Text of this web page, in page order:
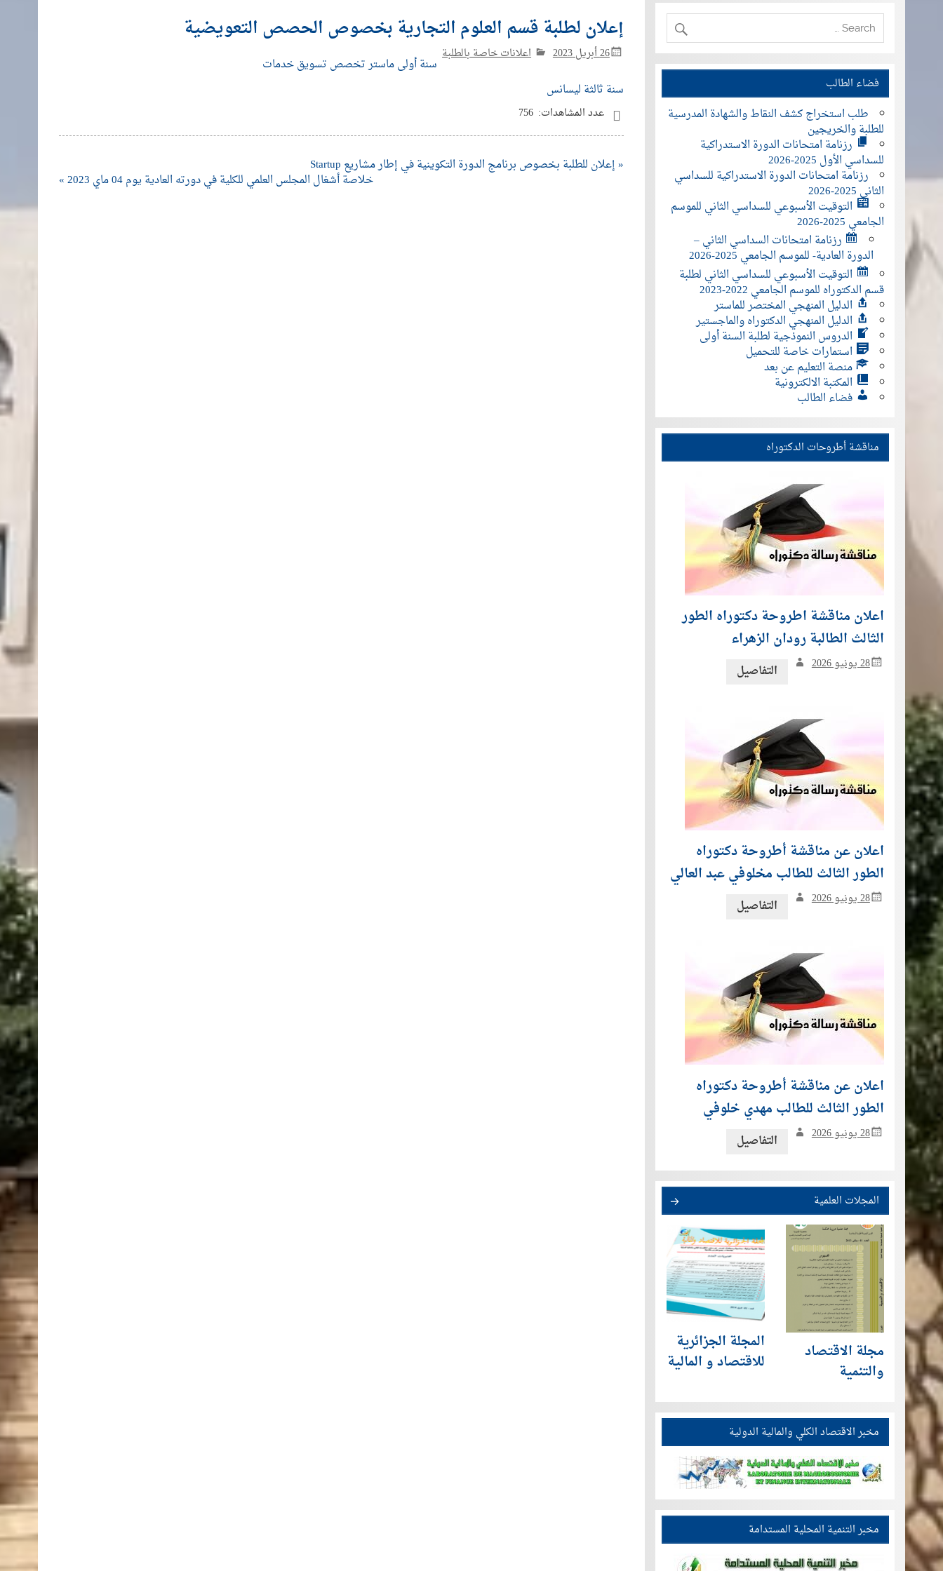
إعلان لطلبة قسم العلوم التجارية بخصوص الحصص التعويضية
26 أبريل 2023 اعلانات خاصة بالطلبة
سنة أولى ماستر تخصص تسويق خدمات
سنة ثالثة ليسانس
عدد المشاهدات: 756
« إعلان للطلبة بخصوص برنامج الدورة التكوينية في إطار مشاريع Startup‎‎
خلاصة أشغال المجلس العلمي للكلية في دورته العادية يوم 04 ماي 2023 »
فضاء الطالب
طلب استخراج كشف النقاط والشهادة المدرسية
للطلبة والخريجين
رزنامة امتحانات الدورة الاستدراكية
للسداسي الأول 2025-2026
رزنامة امتحانات الدورة الاستدراكية للسداسي
الثاني 2025-2026
التوقيت الأسبوعي للسداسي الثاني للموسم
الجامعي 2025-2026
رزنامة امتحانات السداسي الثاني –
الدورة العادية- للموسم الجامعي 2025-2026
التوقيت الأسبوعي للسداسي الثاني لطلبة
قسم الدكتوراه للموسم الجامعي 2022-2023
الدليل المنهجي المختصر للماستر
الدليل المنهجي الدكتوراه والماجستير
الدروس النموذجية لطلبة السنة أولى
استمارات خاصة للتحميل
منصة التعليم عن بعد
المكتبة الالكترونية
فضاء الطالب
مناقشة أطروحات الدكتوراه
اعلان مناقشة اطروحة دكتوراه الطور
الثالث الطالبة رودان الزهراء
28 يونيو 2026 التفاصيل
اعلان عن مناقشة أطروحة دكتوراه
الطور الثالث للطالب مخلوفي عبد العالي
28 يونيو 2026 التفاصيل
اعلان عن مناقشة أطروحة دكتوراه
الطور الثالث للطالب مهدي خلوفي
28 يونيو 2026 التفاصيل
المجلات العلمية
مجلة الاقتصاد
والتنمية
المجلة الجزائرية
للاقتصاد و المالية
مخبر الاقتصاد الكلي والمالية الدولية
مخبر التنمية المحلية المستدامة